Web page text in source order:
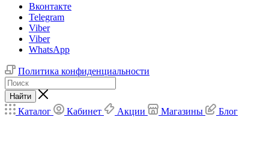
Вконтакте
Telegram
Viber
Viber
WhatsApp
Политика конфиденциальности
Найти
Каталог Кабинет Акции Магазины Блог